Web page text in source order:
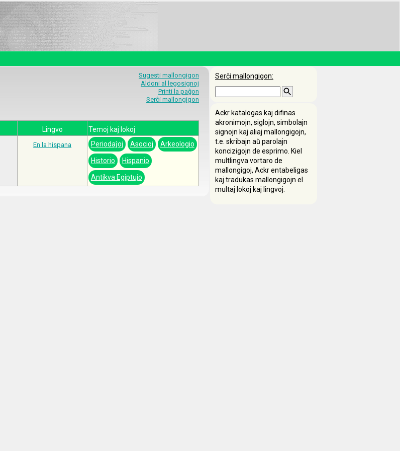
Sugesti mallongigon
Aldoni al legosignoj
Printi la paĝon
Serĉi mallongigon
Lingvo
Temoj kaj lokoj
En la hispana Periodaĵoj Asocioj Arkeologio
Historio Hispanio
Antikva Egiptujo
Serĉi mallongigon:
Ackr katalogas kaj difinas
akronimojn, siglojn, simbolajn
signojn kaj aliaj mallongigojn,
t.e. skribajn aŭ parolajn
koncizigojn de esprimo. Kiel
multlingva vortaro de
mallongigoj, Ackr entabeligas
kaj tradukas mallongigojn el
multaj lokoj kaj lingvoj.